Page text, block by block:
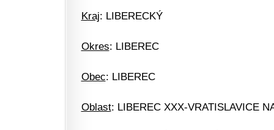
Kraj: LIBERECKÝ
Okres: LIBEREC
Obec: LIBEREC
Oblast: LIBEREC XXX-VRATISLAVICE